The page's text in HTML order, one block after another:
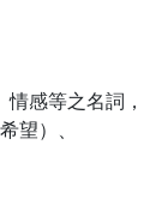
感等之名詞，
望）、